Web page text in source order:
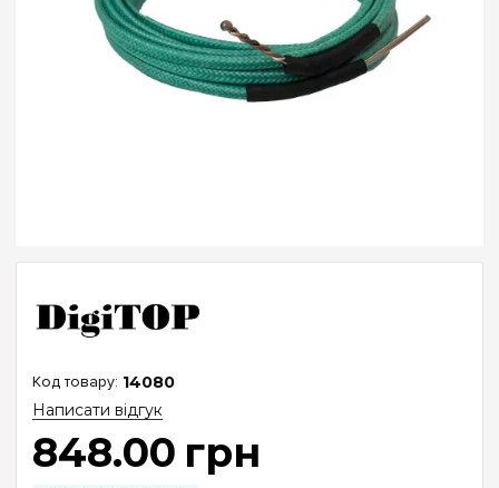
14080
Написати відгук
848.00 грн